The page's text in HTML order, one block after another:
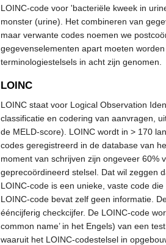
LOINC-code voor 'bacteriële kweek in
monster (urine). Het combineren van
maar verwante codes noemen we
gegevenselementen apart moeten
terminologiestelsels in acht zijn genomen.
LOINC
LOINC staat voor Logical Observation
classificatie en codering van aanvragen,
de MELD-score). LOINC wordt in > 170
codes geregistreerd in de database van
moment van schrijven zijn ongeveer 60%
geprecoördineerd stelsel. Dat wil zeggen
LOINC-code is een unieke, vaste code
LOINC-code bevat zelf geen informatie.
ééncijferig checkcijfer. De LOINC-code
common name’ in het Engels) van een
waaruit het LOINC-codestelsel in